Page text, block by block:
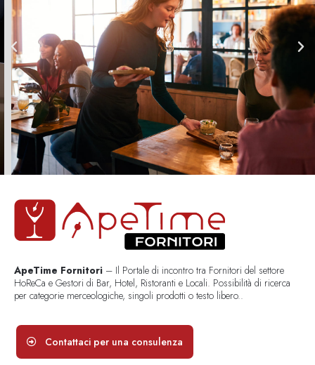
ApeTime Fornitori – Il Portale di incontro tra Fornitori del settore
HoReCa e Gestori di Bar, Hotel, Ristoranti e Locali. Possibilità di ricerca
per categorie merceologiche, singoli prodotti o testo libero..
Contattaci per una consulenza